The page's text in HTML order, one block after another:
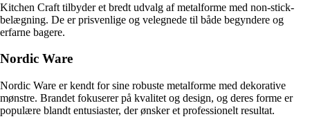
Kitchen Craft tilbyder et bredt udvalg af metalforme med non-stick-
belægning. De er prisvenlige og velegnede til både begyndere og
erfarne bagere.
Nordic Ware
Nordic Ware er kendt for sine robuste metalforme med dekorative
mønstre. Brandet fokuserer på kvalitet og design, og deres forme er
populære blandt entusiaster, der ønsker et professionelt resultat.